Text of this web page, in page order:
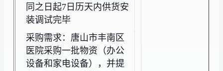
同之日起7日历天内供货安
装调试完毕
采购需求：唐山市丰南区
医院采购一批物资（办公
设备和家电设备），并提